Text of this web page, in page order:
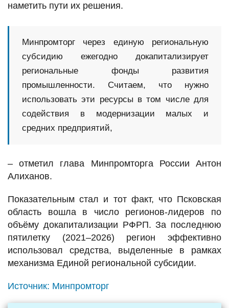
наметить пути их решения.
Минпромторг через единую региональную
субсидию ежегодно докапитализирует
региональные фонды развития
промышленности. Считаем, что нужно
использовать эти ресурсы в том числе для
содействия в модернизации малых и
средних предприятий,
– отметил глава Минпромторга России Антон
Алиханов.
Показательным стал и тот факт, что Псковская
область вошла в число регионов-лидеров по
объёму докапитализации РФРП. За последнюю
пятилетку (2021–2026) регион эффективно
использовал средства, выделенные в рамках
механизма Единой региональной субсидии.
Источник: Минпромторг